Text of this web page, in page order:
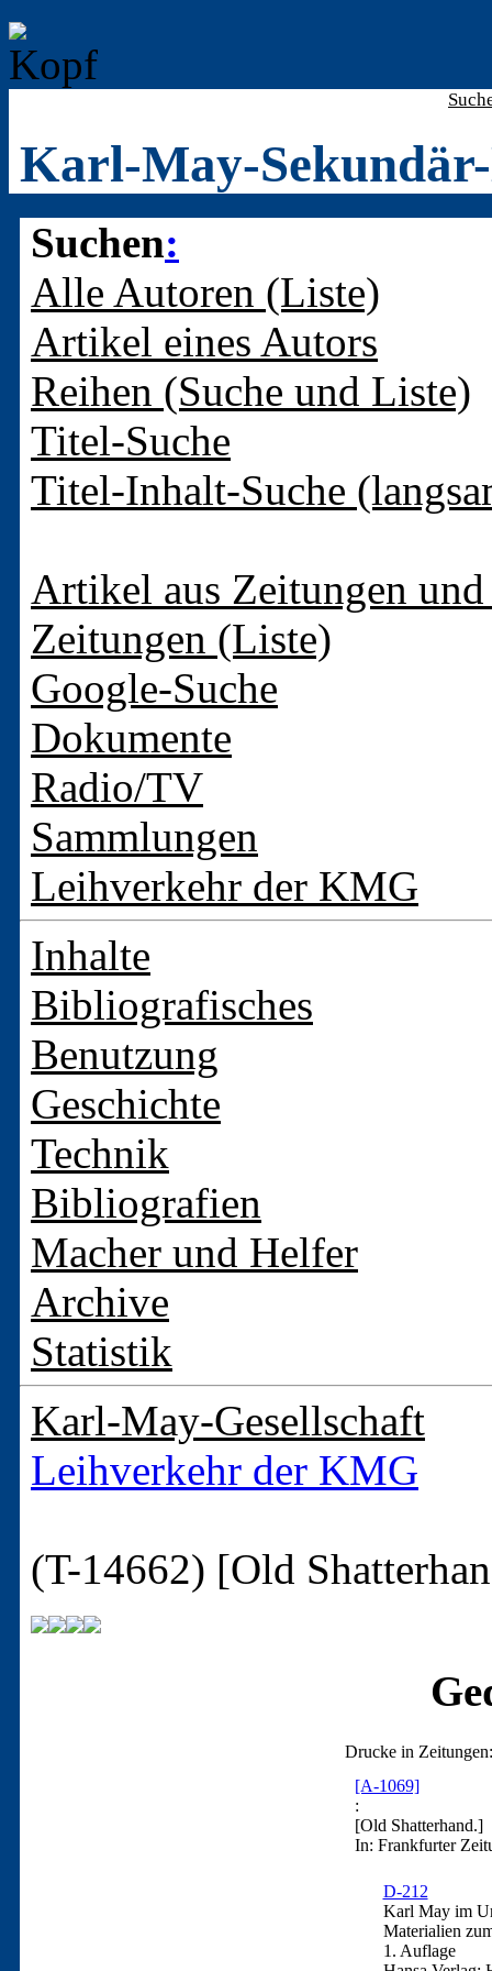
Karl-May-
Suchen:
Alle Autoren (Liste)
Artikel eines Autors
Reihen (Suche und Liste)
Titel-Suche
Titel-Inhalt-Suche
Artikel aus Zeitungen
Zeitungen (Liste)
Google-Suche
Dokumente
Radio/TV
Sammlungen
Leihverkehr der KMG
Inhalte
Bibliografisches
Benutzung
Geschichte
Technik
Bibliografien
Macher und Helfer
Archive
Statistik
Karl-May-Gesellschaft
Leihverkehr der KMG
(T-14662) [Old
Drucke in Zeitungen:
[A-1069]
:
[Old Shatterhand.]
In: Frankfurter
D-212
Karl May im
Materialien
1. Auflage